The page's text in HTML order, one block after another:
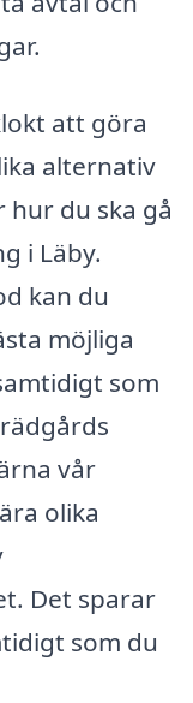
att göra
alternativ
du ska gå
i Läby.
kan du
möjliga
som
vår
olika
Det sparar
som du